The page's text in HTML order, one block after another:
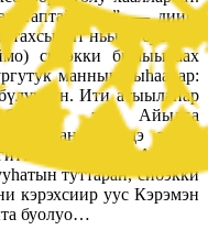
таптайабын”, — диир.
ньыма буолла.
сибэкки быһыылаах
маннык быһаарар:
Ити атыыланар
ээ. Айылҕа
биирдэ эмэтэ
ыйытар. Айылҕа
туттаран, сибэкки
кэрэхсиир уус Кэрэмэн
буолуо…